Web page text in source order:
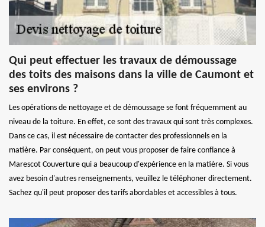
Qui peut effectuer les travaux de démoussage
des toits des maisons dans la ville de Caumont et
ses environs ?
Les opérations de nettoyage et de démoussage se font fréquemment au
niveau de la toiture. En effet, ce sont des travaux qui sont très complexes.
Dans ce cas, il est nécessaire de contacter des professionnels en la
matière. Par conséquent, on peut vous proposer de faire confiance à
Marescot Couverture qui a beaucoup d'expérience en la matière. Si vous
avez besoin d'autres renseignements, veuillez le téléphoner directement.
Sachez qu'il peut proposer des tarifs abordables et accessibles à tous.